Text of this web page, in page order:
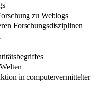
zu Weblogs
Forschungsdisziplinen
in computervermittelter